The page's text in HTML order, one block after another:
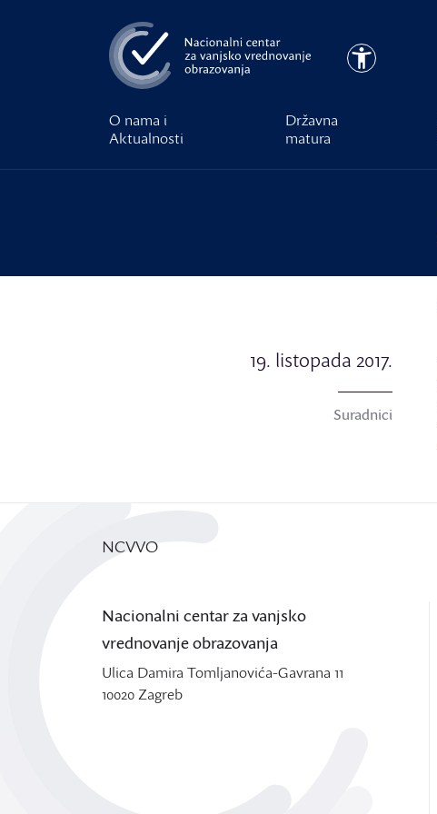
Pristupačnost
O nama i
Aktualnosti
Državna
matura
19. listopada 2017.
Suradnici
NCVVO
Nacionalni centar za vanjsko
vrednovanje obrazovanja
Ulica Damira Tomljanovića-Gavrana 11
10020 Zagreb